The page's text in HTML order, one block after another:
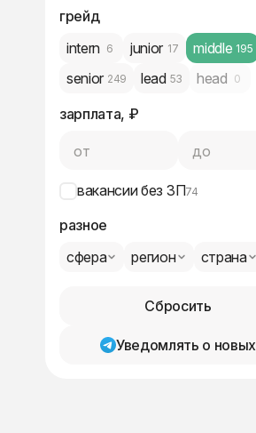
грейд
intern 6 junior 17 middle 195
senior 249 lead 53 head 0
зарплата, ₽
от до
вакансии без ЗП74
разное
сфера
регион страна
Сбросить
Уведомлять о новых